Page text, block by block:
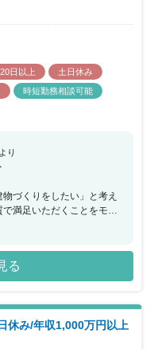
日以上
土日休み
時短勤務相談可能
り
づくりをしたい」と考え
満足いただくことをモッ
」だけでなく「どうすれ
に接する心構えと行動力
。
る
休み/年収1,000万円以上